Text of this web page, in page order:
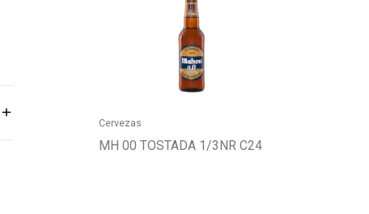
Cervezas
MH 00 TOSTADA 1/3NR C24